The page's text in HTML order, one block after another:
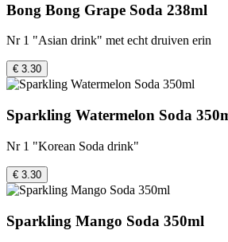
Bong Bong Grape Soda 238ml
Nr 1 "Asian drink" met echt druiven erin
€ 3.30
Sparkling Watermelon Soda
Nr 1 "Korean Soda drink"
€ 3.30
Sparkling Mango Soda 350ml